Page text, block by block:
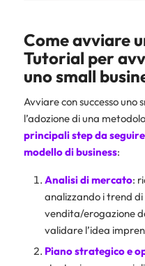
Come avviare
Tutorial per
uno small
Avviare con successo uno
l’adozione di una
principali step da seguire
modello di business:
Analisi di mercato:
analizzando i trend
vendita/erogazione
validare l’idea
Piano strategico e